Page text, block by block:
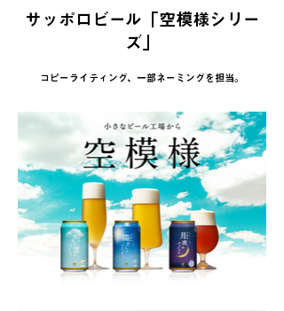
サッポロビール「空模様シリー
ズ」
コピーライティング、一部ネーミングを担当。